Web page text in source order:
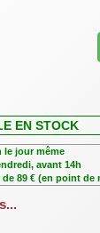
EN STOCK
le jour même
avant 14h
89 € (en point de